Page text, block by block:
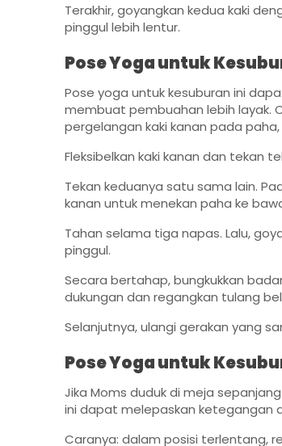
Terakhir, goyangkan kedua kaki
pinggul lebih lentur.
Pose Yoga untuk
Pose yoga untuk kesuburan ini
membuat pembuahan lebih layak.
pergelangan kaki kanan pada
Fleksibelkan kaki kanan dan tekan
Tekan keduanya satu sama lain.
kanan untuk menekan paha ke
Tahan selama tiga napas. Lalu,
pinggul.
Secara bertahap, bungkukkan
dukungan dan regangkan tulang
Selanjutnya, ulangi gerakan yang
Pose Yoga untuk
Jika Moms duduk di meja
ini dapat melepaskan ketegangan
Caranya: dalam posisi terlentang,